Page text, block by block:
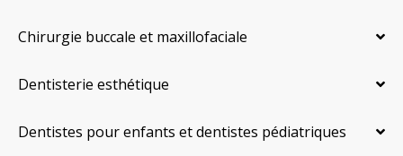
Chirurgie buccale et maxillofaciale
Dentisterie esthétique
Dentistes pour enfants et dentistes pédiatriques